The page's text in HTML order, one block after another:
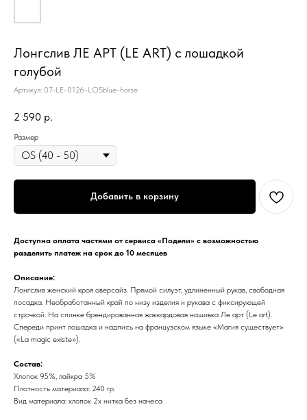
Лонгслив ЛЕ АРТ (LE ART) с лошадкой
голубой
Артикул: 07-LE-0126-LOSblue-horse
2 590 р.
Размер
Добавить в корзину
Доступна оплата частями от сервиса «Подели» с возможностью
разделить платеж на срок до 10 месяцев
Описание:
Лонгслив женский кроя оверсайз. Прямой силуэт, удлиненный рукав, свободная
посадка. Необработанный край по низу изделия и рукава с фиксирующей
строчкой. На спинке брендированная жаккардовая нашивка Ле арт (Le art).
Спереди принт лошадка и надпись на французском языке «Магия существует»
(«La magic existe»).
Состав:
Хлопок 95%, лайкра 5%
Плотность материала: 240 гр.
Вид материала: хлопок 2х нитка без начеса